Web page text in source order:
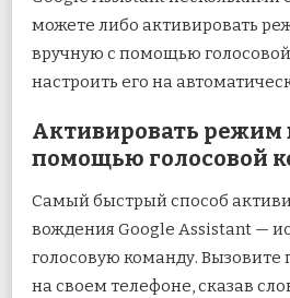
можете либо активировать
вручную с помощью
настроить его на
Активировать режим
помощью голосовой
Самый быстрый способ
вождения Google Assistant —
голосовую команду.
на своем телефоне, сказав